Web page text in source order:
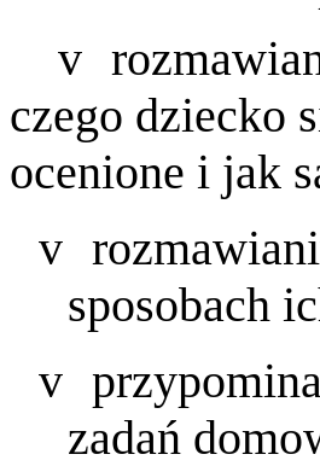
v
czego dziecko
ocenione i jak
v
sposobach
v
zadań